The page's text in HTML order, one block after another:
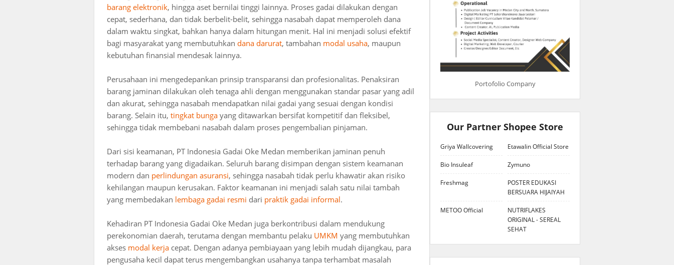
barang elektronik, hingga aset bernilai tinggi lainnya. Proses gadai dilakukan dengan
cepat, sederhana, dan tidak berbelit-belit, sehingga nasabah dapat memperoleh dana
dalam waktu singkat, bahkan hanya dalam hitungan menit. Hal ini menjadi solusi efektif
bagi masyarakat yang membutuhkan dana darurat, tambahan modal usaha, maupun
kebutuhan finansial mendesak lainnya.
Perusahaan ini mengedepankan prinsip transparansi dan profesionalitas. Penaksiran
barang jaminan dilakukan oleh tenaga ahli dengan menggunakan standar pasar yang adil
dan akurat, sehingga nasabah mendapatkan nilai gadai yang sesuai dengan kondisi
barang. Selain itu, tingkat bunga yang ditawarkan bersifat kompetitif dan fleksibel,
sehingga tidak membebani nasabah dalam proses pengembalian pinjaman.
Dari sisi keamanan, PT Indonesia Gadai Oke Medan memberikan jaminan penuh
terhadap barang yang digadaikan. Seluruh barang disimpan dengan sistem keamanan
modern dan perlindungan asuransi, sehingga nasabah tidak perlu khawatir akan risiko
kehilangan maupun kerusakan. Faktor keamanan ini menjadi salah satu nilai tambah
yang membedakan lembaga gadai resmi dari praktik gadai informal.
Kehadiran PT Indonesia Gadai Oke Medan juga berkontribusi dalam mendukung
perekonomian daerah, terutama dengan membantu pelaku UMKM yang membutuhkan
akses modal kerja cepat. Dengan adanya pembiayaan yang lebih mudah dijangkau, para
pengusaha kecil dapat terus mengembangkan usahanya tanpa terhambat masalah
Portofolio Company
Our Partner Shopee Store
Griya Wallcovering Etawalin Official Store
Bio Insuleaf Zymuno
Freshmag
POSTER EDUKASI
BERSUARA HIJAIYAH
METOO Official
NUTRIFLAKES
ORIGINAL - SEREAL
SEHAT